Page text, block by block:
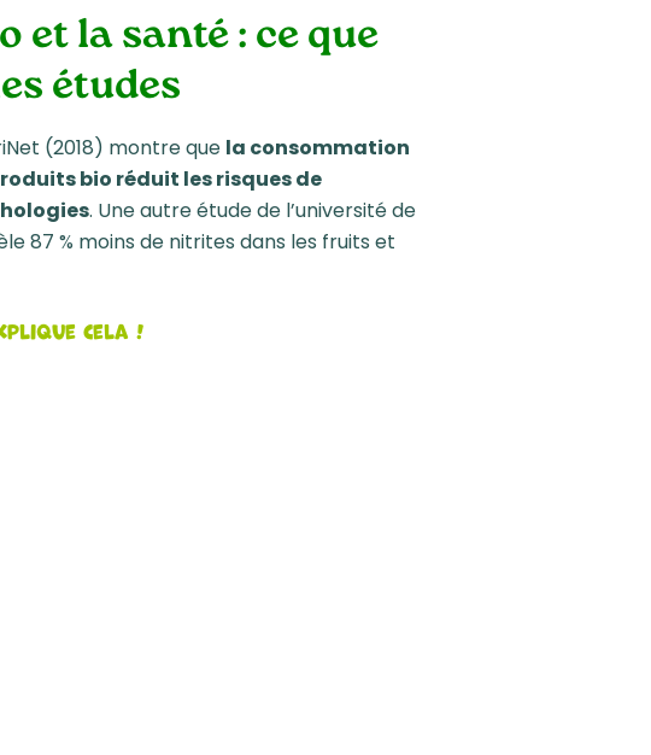
et la santé : ce que
études
(2018) montre que la consommation
bio réduit les risques de
. Une autre étude de l’université de
87 % moins de nitrites dans les fruits et
cela !